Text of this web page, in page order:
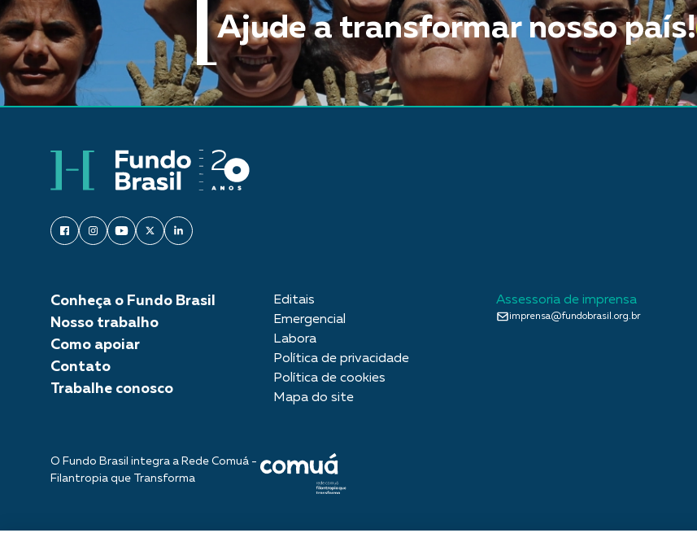
Ajude a transformar nosso país!
Conheça o Fundo Brasil
Nosso trabalho
Como apoiar
Contato
Trabalhe conosco
Editais
Emergencial
Labora
Política de privacidade
Política de cookies
Mapa do site
Assessoria de imprensa
imprensa@fundobrasil.org.br
O Fundo Brasil integra a Rede Comuá -
Filantropia que Transforma